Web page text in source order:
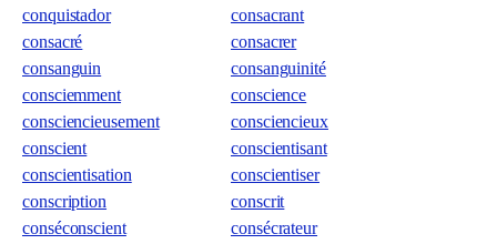
conquistador
consacrant
consacré
consacrer
consanguin
consanguinité
consciemment
conscience
consciencieusement
consciencieux
conscient
conscientisant
conscientisation
conscientiser
conscription
conscrit
conséconscient
consécrateur